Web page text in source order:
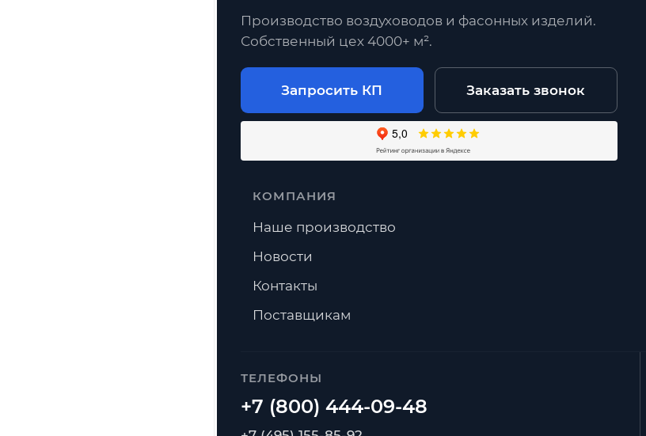
Производство воздуховодов и фасонных изделий.
Собственный цех 4000+ м².
Запросить КП Заказать звонок
ТЕЛЕФОНЫ
КОМПАНИЯ
Наше производство
Новости
Контакты
Поставщикам